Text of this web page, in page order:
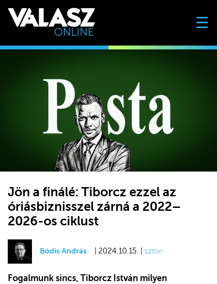
☰
Jön a finálé: Tiborcz ezzel az
óriásbiznisszel zárná a 2022–
2026-os ciklust
Bódis András | 2024.10.15. | sztori
Fogalmunk sincs, Tiborcz István milyen